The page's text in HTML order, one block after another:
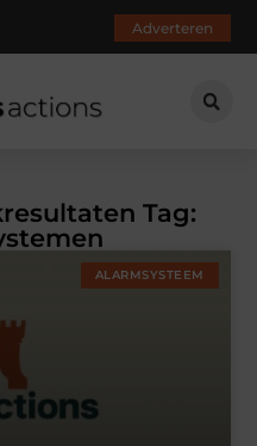
Adverteren
Tag:
ALARMSYSTEEM